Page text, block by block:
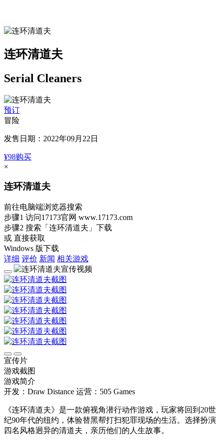
连环清道夫
Serial Cleaners
预订
冒险
发售日期：2022年09月22日
¥98购买
×
连环清道夫
前往电脑端浏览器搜索
步骤1 访问17173官网 www.17173.com
步骤2 搜索 「连环清道夫」 下载
或 直接获取
Windows 版下载
详细 评价 新闻 相关游戏
宣传片
游戏截图
游戏简介
开发：Draw Distance 运营：505 Games
《连环清道夫》是一款俯视角潜行动作游戏，玩家将回到20世
纪90年代的纽约，体验替黑帮打扫犯罪现场的生活。选择扮演
四名风格迥异的清道夫，亲历他们的人生故事。